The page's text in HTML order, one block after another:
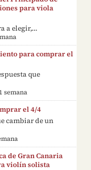
para viola
a elegir,…
para comprar el
que
semana
el 4/4
cambiar de un
de Gran Canaria
violín solista